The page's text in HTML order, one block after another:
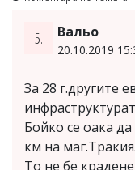
5. Вальо
20.10.2019
За 28 г.другите
Бойко се оака да
км на маг.Тракия.
То не бе